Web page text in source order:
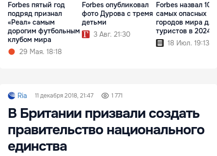
Forbes пятый год
подряд признал
«Реал» самым
дорогим футбольным
клубом мира
29 Мая. 18:18
Forbes опубликовал
фото Дурова с тремя
детьми
3 Авг. 21:30
Forbes назвал 10
самых опасных
городов мира для
туристов в 2024
18 Июл. 19:13
Ria 11 декабря 2018, 21:47 1 771
В Британии призвали создать
правительство национального
единства